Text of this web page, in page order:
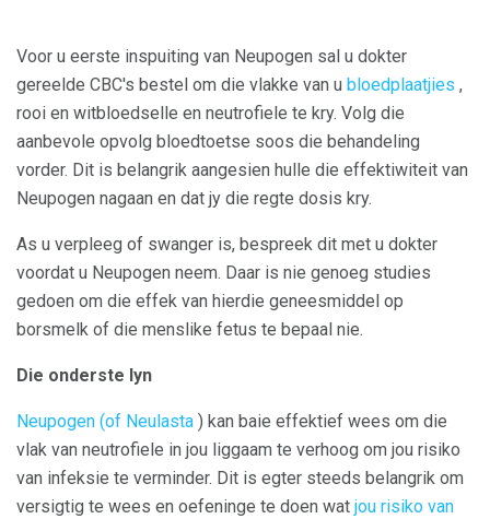
Voor u eerste inspuiting van Neupogen sal u dokter
gereelde CBC's bestel om die vlakke van u bloedplaatjies ,
rooi en witbloedselle en neutrofiele te kry. Volg die
aanbevole opvolg bloedtoetse soos die behandeling
vorder. Dit is belangrik aangesien hulle die effektiwiteit van
Neupogen nagaan en dat jy die regte dosis kry.
As u verpleeg of swanger is, bespreek dit met u dokter
voordat u Neupogen neem. Daar is nie genoeg studies
gedoen om die effek van hierdie geneesmiddel op
borsmelk of die menslike fetus te bepaal nie.
Die onderste lyn
Neupogen (of Neulasta ) kan baie effektief wees om die
vlak van neutrofiele in jou liggaam te verhoog om jou risiko
van infeksie te verminder. Dit is egter steeds belangrik om
versigtig te wees en oefeninge te doen wat jou risiko van